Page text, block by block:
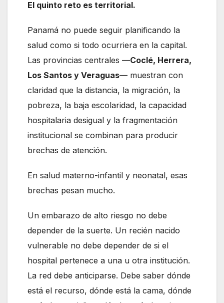
El quinto reto es territorial.
Panamá no puede seguir planificando la
salud como si todo ocurriera en la capital.
Las provincias centrales —Coclé, Herrera,
Los Santos y Veraguas— muestran con
claridad que la distancia, la migración, la
pobreza, la baja escolaridad, la capacidad
hospitalaria desigual y la fragmentación
institucional se combinan para producir
brechas de atención.
En salud materno-infantil y neonatal, esas
brechas pesan mucho.
Un embarazo de alto riesgo no debe
depender de la suerte. Un recién nacido
vulnerable no debe depender de si el
hospital pertenece a una u otra institución.
La red debe anticiparse. Debe saber dónde
está el recurso, dónde está la cama, dónde